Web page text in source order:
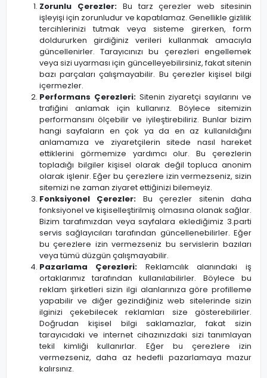
Zorunlu Çerezler: Bu tarz çerezler web sitesinin
işleyişi için zorunludur ve kapatılamaz. Genellikle gizlilik
tercihlerinizi tutmak veya sisteme girerken, form
doldururken girdiğiniz verileri kullanmak amacıyla
güncellenirler. Tarayıcınızı bu çerezleri engellemek
veya sizi uyarması için güncelleyebilirsiniz, fakat sitenin
bazı parçaları çalışmayabilir. Bu çerezler kişisel bilgi
içermezler.
Performans Çerezleri: Sitenin ziyaretçi sayılarını ve
trafiğini anlamak için kullanırız. Böylece sitemizin
performansını ölçebilir ve iyileştirebiliriz. Bunlar bizim
hangi sayfaların en çok ya da en az kullanıldığını
anlamamıza ve ziyaretçilerin sitede nasıl hareket
ettiklerini görmemize yardımcı olur. Bu çerezlerin
topladığı bilgiler kişisel olarak değil topluca anonim
olarak işlenir. Eğer bu çerezlere izin vermezseniz, sizin
sitemizi ne zaman ziyaret ettiğinizi bilemeyiz.
Fonksiyonel Çerezler: Bu çerezler sitenin daha
fonksiyonel ve kişiselleştirilmiş olmasına olanak sağlar.
Bizim tarafımızdan veya sayfalara eklediğimiz 3.parti
servis sağlayıcıları tarafından güncellenebilirler. Eğer
bu çerezlere izin vermezseniz bu servislerin bazıları
veya tümü düzgün çalışmayabilir.
Pazarlama Çerezleri: Reklamcılık alanındaki iş
ortaklarımız tarafından kullanılabilirler. Böylece bu
reklam şirketleri sizin ilgi alanlarınıza göre profilleme
yapabilir ve diğer gezindiğiniz web sitelerinde sizin
ilginizi çekebilecek reklamları size gösterebilirler.
Doğrudan kişisel bilgi saklamazlar, fakat sizin
tarayıcıdaki ve internet cihazınızdaki sizi tanımlayan
tekil kimliği kullanırlar. Eğer bu çerezlere izin
vermezseniz, daha az hedefli pazarlamaya mazur
kalırsınız.